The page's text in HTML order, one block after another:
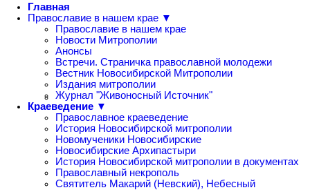
Главная
Православие в нашем крае ▼
Православие в нашем крае
Новости Митрополии
Анонсы
Встречи. Страничка православной молодежи
Вестник Новосибирской Митрополии
Издания митрополии
Журнал "Живоносный Источник"
Краеведение ▼
Православное краеведение
История Новосибирской митрополии
Новомученики Новосибирские
Новосибирские Архипастыри
История Новосибирской митрополии в документах
Православный некрополь
Святитель Макарий (Невский), Небесный